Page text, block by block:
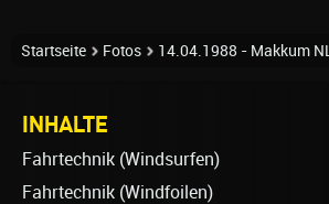
Startseite Fotos 14.04.1988 - Makkum NL
INHALTE
Fahrtechnik (Windsurfen)
Fahrtechnik (Windfoilen)